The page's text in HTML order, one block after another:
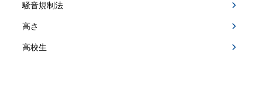
騒音規制法
高さ
高校生